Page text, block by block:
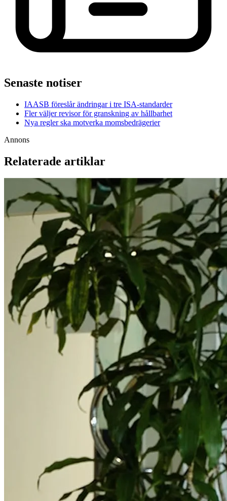
Senaste notiser
IAASB föreslår ändringar i tre ISA-standarder
Fler väljer revisor för granskning av hållbarhet
Nya regler ska motverka momsbedrägerier
Annons
Relaterade artiklar